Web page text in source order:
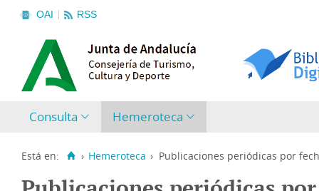
OAI RSS
Consulta Hemeroteca
Está en: › Hemeroteca › Publicaciones periódicas por